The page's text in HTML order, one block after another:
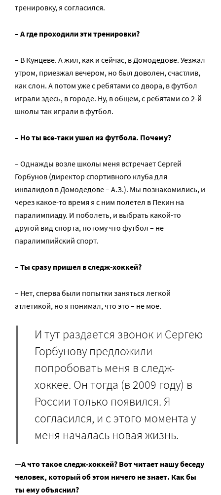
тренировку, я согласился.
– А где проходили эти тренировки?
– В Кунцеве. А жил, как и сейчас, в Домодедове. Уезжал
утром, приезжал вечером, но был доволен, счастлив,
как слон. А потом уже с ребятами со двора, в футбол
играли здесь, в городе. Ну, в общем, с ребятами со 2-й
школы так играли в футбол.
– Но ты все-таки ушел из футбола. Почему?
– Однажды возле школы меня встречает Сергей
Горбунов (директор спортивного клуба для
инвалидов в Домодедове – А.З.). Мы познакомились, и
через какое-то время я с ним полетел в Пекин на
паралимпиаду. И поболеть, и выбрать какой-то
другой вид спорта, потому что футбол – не
паралимпийский спорт.
– Ты сразу пришел в следж-хоккей?
– Нет, сперва были попытки заняться легкой
атлетикой, но я понимал, что это – не мое.
И тут раздается звонок и Сергею
Горбунову предложили
попробовать меня в следж-
хоккее. Он тогда (в 2009 году) в
России только появился. Я
согласился, и с этого момента у
меня началась новая жизнь.
—А что такое следж-хоккей? Вот читает нашу беседу
человек, который об этом ничего не знает. Как бы
ты ему объяснил?